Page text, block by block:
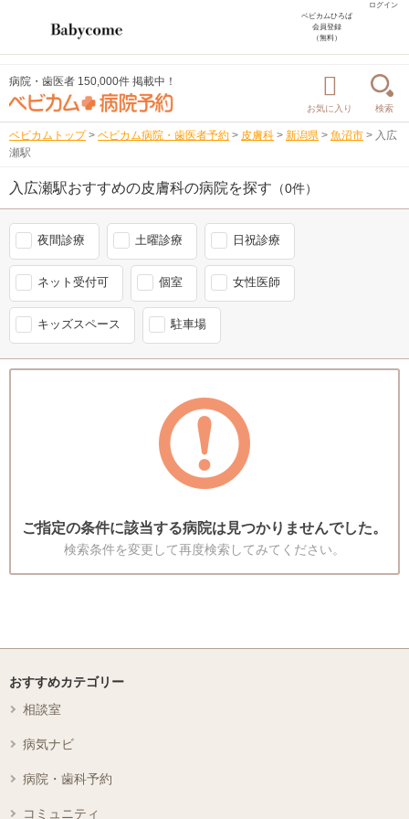
ログイン
ベビカムひろば
会員登録
（無料）
病院・歯医者 150,000件 掲載中！
お気に入り 検索
ベビカムトップ > ベビカム病院・歯医者予約 > 皮膚科 > 新潟県 > 魚沼市 > 入広
瀬駅
入広瀬駅おすすめの皮膚科の病院を探す （0件）
夜間診療 土曜診療 日祝診療
ネット受付可 個室 女性医師
キッズスペース 駐車場
ご指定の条件に該当する病院は見つかりませんでした。
検索条件を変更して再度検索してみてください。
おすすめカテゴリー
相談室
病気ナビ
病院・歯科予約
コミュニティ